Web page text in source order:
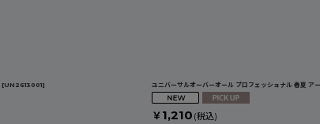
[UN2613001] ユニバーサルオーバーオール プロフェッショナル 春夏
￥ 1,210 (税込)